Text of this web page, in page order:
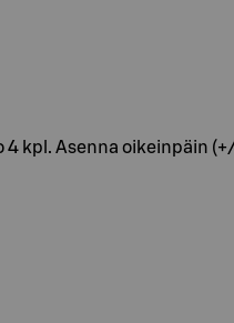
kpl. Asenna oikeinpäin